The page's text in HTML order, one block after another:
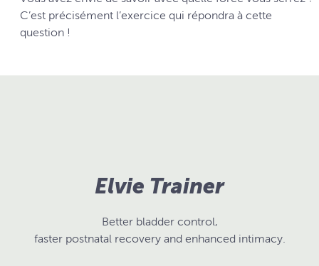
C’est précisément l’exercice qui répondra à cette
question !
Elvie Trainer
Better bladder control,
faster postnatal recovery and enhanced intimacy.